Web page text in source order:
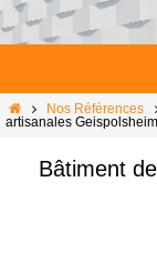
Passer
vers
le
HomeNos Références
artisanales Geispolsheim
Bâtiment